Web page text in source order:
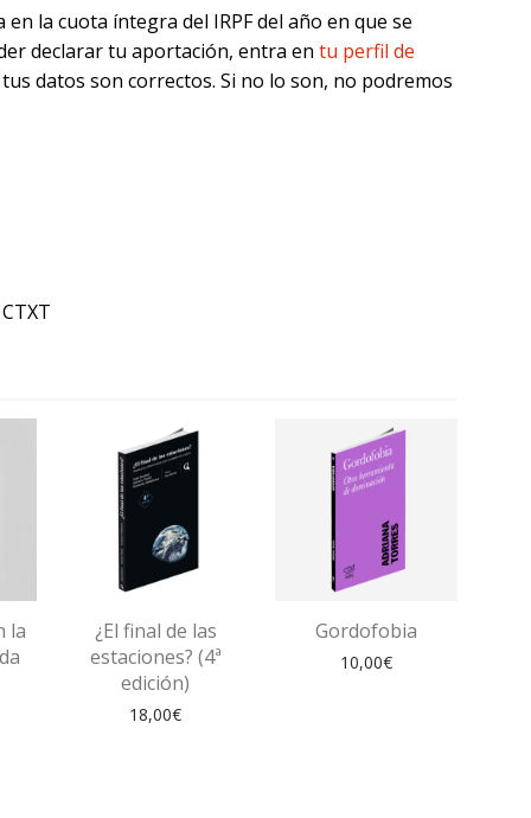
en la cuota íntegra del IRPF del año en que se
declarar tu aportación, entra en tu perfil de
datos son correctos. Si no lo son, no podremos
la
¿El final de las
estaciones? (4ª
edición)
18,00€
Gordofobia
10,00€